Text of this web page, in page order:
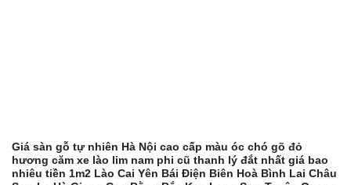
Giá sàn gỗ tự nhiên Hà Nội cao cấp màu óc chó gõ đỏ
hương căm xe lào lim nam phi cũ thanh lý đắt nhất giá bao
nhiêu tiền 1m2 Lào Cai Yên Bái Điện Biên Hoà Bình Lai Châu